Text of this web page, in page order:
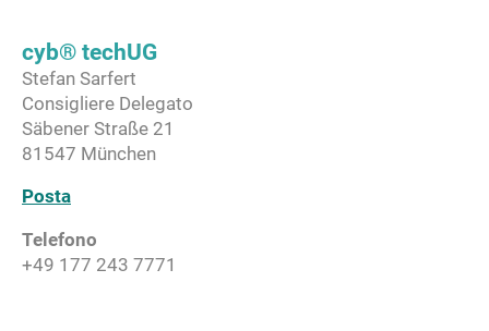
cyb® techUG
Stefan Sarfert
Consigliere Delegato
Säbener Straße 21
81547 München
Posta
Telefono
+49 177 243 7771